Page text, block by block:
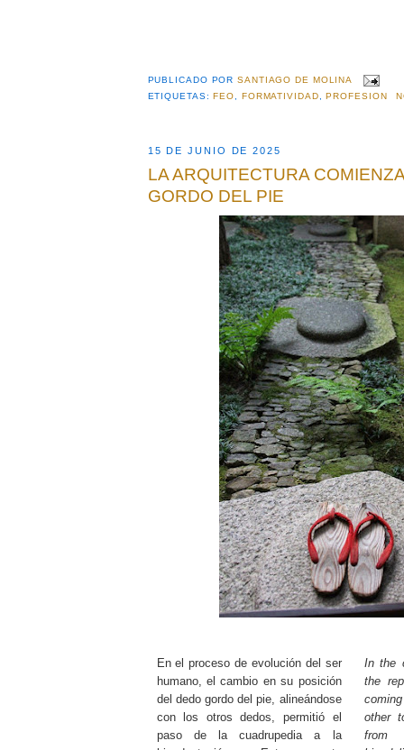
PUBLICADO PORSANTIAGO DE MOLINA
ETIQUETAS: FEO, FORMATIVIDAD, PROFESION
15 DE JUNIO DE 2025
LA ARQUITECTURA
GORDO DEL PIE
En el proceso de evolución del ser
humano, el cambio en su posición
del dedo gordo del pie, alineándose
con los otros dedos, permitió el
paso de la cuadrupedia a la
In the
the
other
from